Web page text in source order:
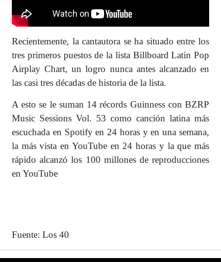
Recientemente, la cantautora se ha situado entre los
tres primeros puestos de la lista Billboard Latin Pop
Airplay Chart, un logro nunca antes alcanzado en
las casi tres décadas de historia de la lista.
A esto se le suman 14 récords Guinness con BZRP
Music Sessions Vol. 53 como canción latina más
escuchada en Spotify en 24 horas y en una semana,
la más vista en YouTube en 24 horas y la que más
rápido alcanzó los 100 millones de reproducciones
en YouTube
Fuente: Los 40